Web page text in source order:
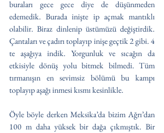
buraları gece gece diye de düşünmeden
edemedik. Burada inişte ip açmak mantıklı
olabilir. Biraz dinlenip üstümüzü değiştirdik.
Çantaları ve çadırı toplayıp inişe geçtik 2 gibi. 4
te aşağıya indik. Yorgunluk ve sıcağın da
etkisiyle dönüş yolu bitmek bilmedi. Tüm
tırmanışın en sevimsiz bölümü bu kampı
toplayıp aşağı inmesi kısmı kesinlikle.
Öyle böyle derken Meksika’da bizim Ağrı’dan
100 m daha yüksek bir dağa çıkmıştık. Bir